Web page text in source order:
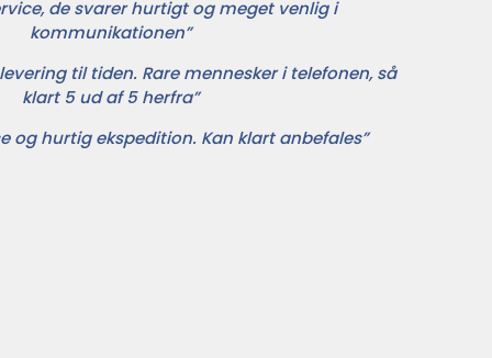
de svarer hurtigt og meget venlig i
kommunikationen”
til tiden. Rare mennesker i telefonen, så
klart 5 ud af 5 herfra”
og hurtig ekspedition. Kan klart anbefales”